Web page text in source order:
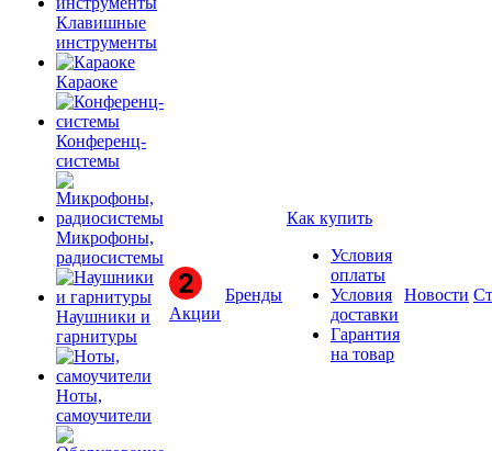
Клавишные
инструменты
Караоке
Конференц-
системы
Микрофоны,
радиосистемы
Наушники и
гарнитуры
Ноты,
самоучители
Акции
Бренды
Как купить
Условия
оплаты
Условия
доставки
Гарантия
на товар
Новости